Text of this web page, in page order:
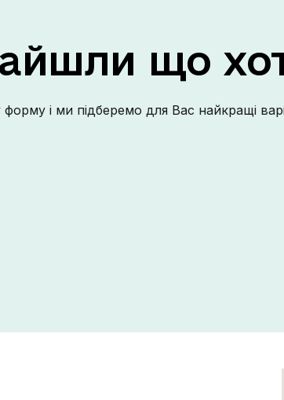
відео
що
форму і ми підберемо для Вас найкращі